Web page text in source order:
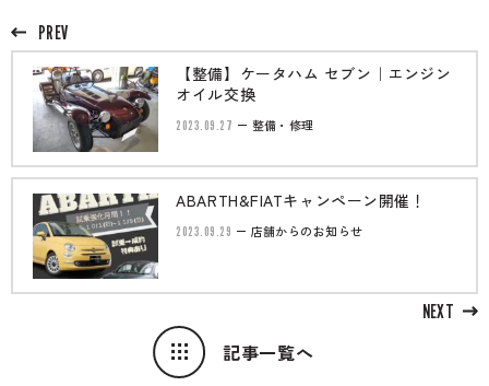
PREV
【整備】ケータハム セブン｜エンジン
オイル交換
2023.09.27 整備・修理
記事一覧へ
NEXT
ABARTH&FIATキャンペーン開催！
2023.09.29 店舗からのお知らせ